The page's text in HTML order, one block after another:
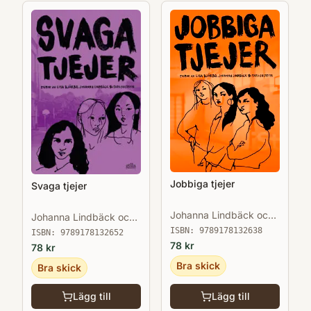
Svaga tjejer
Johanna Lindbäck och
Sara Ohlsson Lisa
Bjärbo
ISBN: 9789178132652
78 kr
Bra skick
Lägg till
Jobbiga tjejer
Johanna Lindbäck och
Sara Ohlsson Lisa
Bjärbo
ISBN: 9789178132638
78 kr
Bra skick
Lägg till